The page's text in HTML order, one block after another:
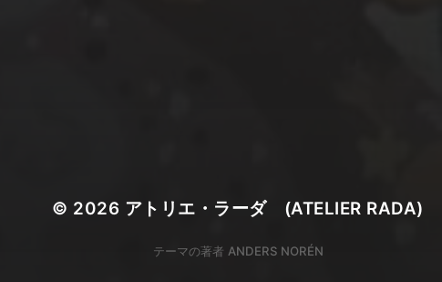
© 2026 アトリエ・ラーダ (ATELIER RADA)
テーマの著者 ANDERS NORÉN